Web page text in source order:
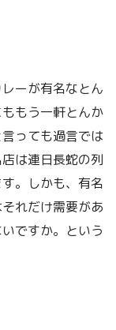
ーが有名なとん
もう一軒とんか
っても過言では
は連日長蛇の列
。しかも、有名
れだけ需要があ
ですか。という